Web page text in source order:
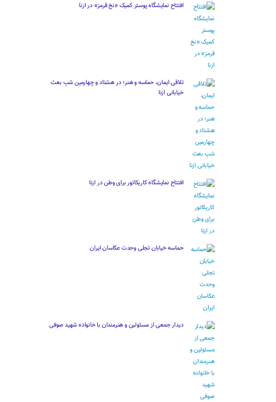
افتتاح نمایشگاه پوستر کمیک «نخ قرمز» در ازنا
تلاقی ایمان، حماسه و هنر؛ در هشتاد و چهارمین شبِ بعث
خیابانی ازنا
افتتاح نمایشگاه کاریکاتور برای وطن در ازنا
حماسه خیابان تجلی وحدت عکاسان ایران
دیدار جمعی از مسئولین و هنرمندان با خانواده شهید صوفی